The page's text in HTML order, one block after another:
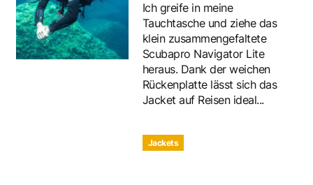
Ich greife in meine
Tauchtasche und ziehe das
klein zusammengefaltete
Scubapro Navigator Lite
heraus. Dank der weichen
Rückenplatte lässt sich das
Jacket auf Reisen ideal...
Jackets